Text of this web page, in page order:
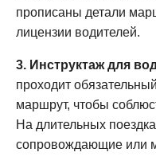
прописаны детали
лицензии водителей.
3. Инструктаж для
проходит
маршрут, чтобы
На длительных
сопровождающие или